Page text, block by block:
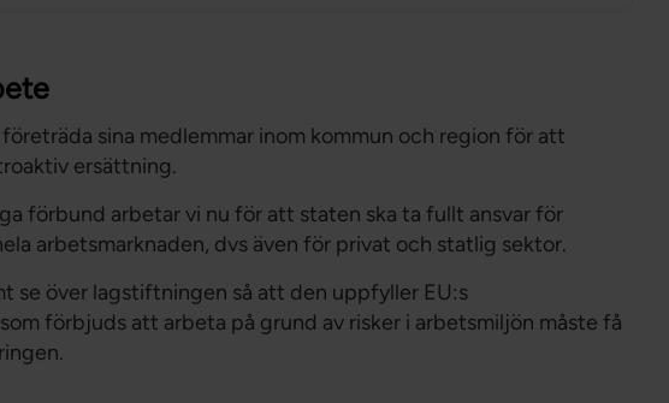
sina medlemmar inom kommun och region för att
ersättning.
förbund arbetar vi nu för att staten ska ta fullt ansvar för
arbetsmarknaden, dvs även för privat och statlig sektor.
se över lagstiftningen så att den uppfyller EU:s
förbjuds att arbeta på grund av risker i arbetsmiljön måste få